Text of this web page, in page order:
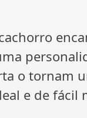
o tornam
e de fácil